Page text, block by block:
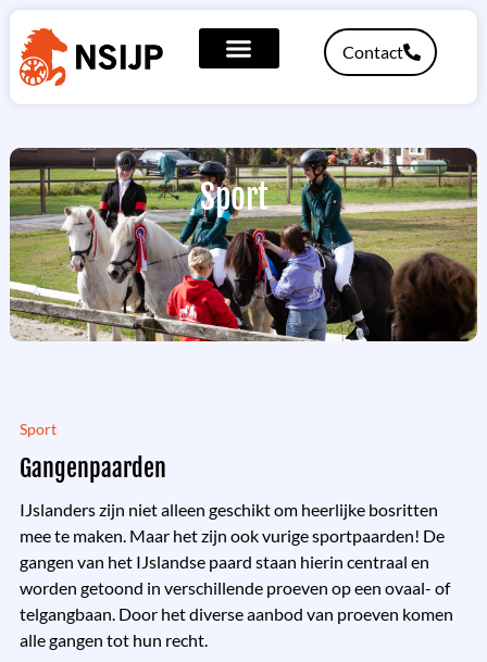
Contact
Sport
Sport
Gangenpaarden
IJslanders zijn niet alleen geschikt om heerlijke bosritten
mee te maken. Maar het zijn ook vurige sportpaarden! De
gangen van het IJslandse paard staan hierin centraal en
worden getoond in verschillende proeven op een ovaal- of
telgangbaan. Door het diverse aanbod van proeven komen
alle gangen tot hun recht.